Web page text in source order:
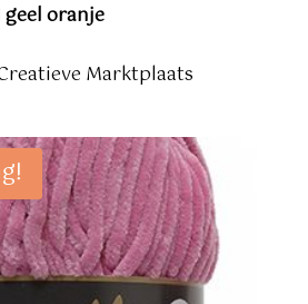
geel oranje
Marktplaats